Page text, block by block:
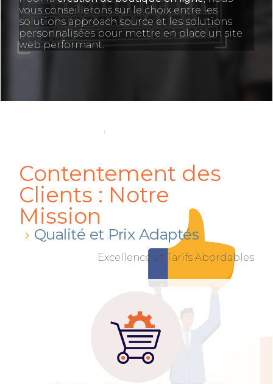
vous conseillerons sur le choix entre les
solutions approach source et les solutions
personnalisées pour mettre en place un site
web performant.
Contentement des
Clients : Notre
Mission
Qualité et Prix Adaptés
Excellence et Tarifs Abordables